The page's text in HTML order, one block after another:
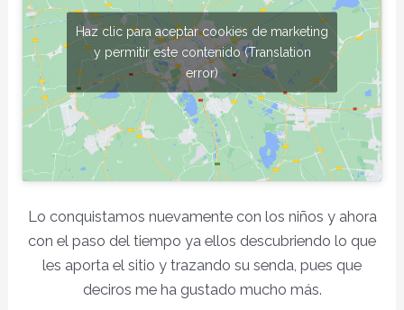
Haz clic para aceptar cookies de marketing
y permitir este contenido (Translation
error)
Lo conquistamos nuevamente con los niños y ahora
con el paso del tiempo ya ellos descubriendo lo que
les aporta el sitio y trazando su senda, pues que
deciros me ha gustado mucho más.